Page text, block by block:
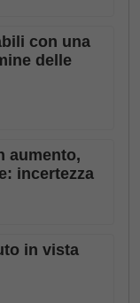
con una
delle
aumento,
incertezza
in vista